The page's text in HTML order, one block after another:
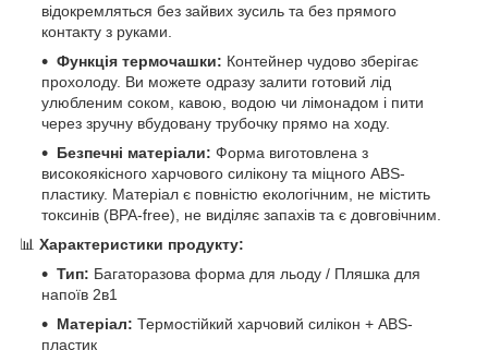
відокремляться без зайвих зусиль та без прямого
контакту з руками.
Функція термочашки: Контейнер чудово зберігає
прохолоду. Ви можете одразу залити готовий лід
улюбленим соком, кавою, водою чи лімонадом і пити
через зручну вбудовану трубочку прямо на ходу.
Безпечні матеріали: Форма виготовлена з
високоякісного харчового силікону та міцного ABS-
пластику. Матеріал є повністю екологічним, не містить
токсинів (BPA-free), не виділяє запахів та є довговічним.
📊 Характеристики продукту:
Тип: Багаторазова форма для льоду / Пляшка для
напоїв 2в1
Матеріал: Термостійкий харчовий силікон + ABS-
пластик